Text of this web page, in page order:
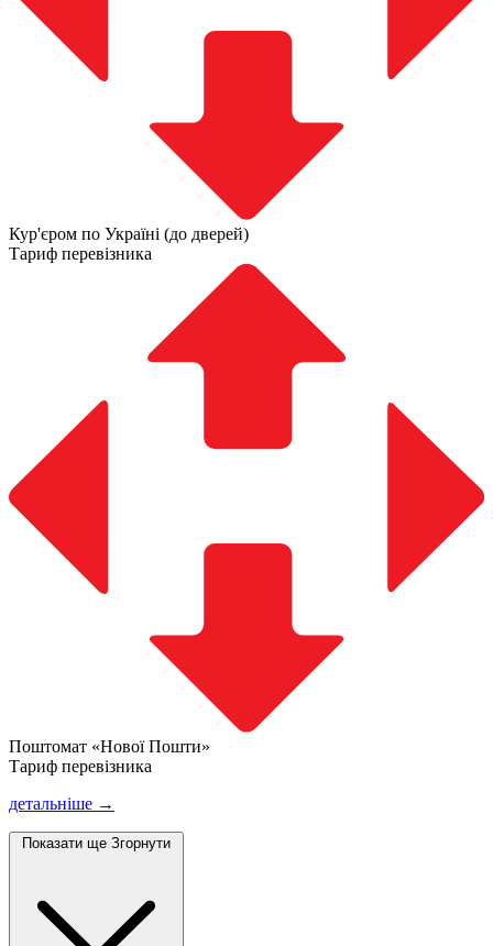
Кур'єром по Україні (до дверей)
Тариф перевізника
Поштомат «Нової Пошти»
Тариф перевізника
детальніше →
Показати ще Згорнути